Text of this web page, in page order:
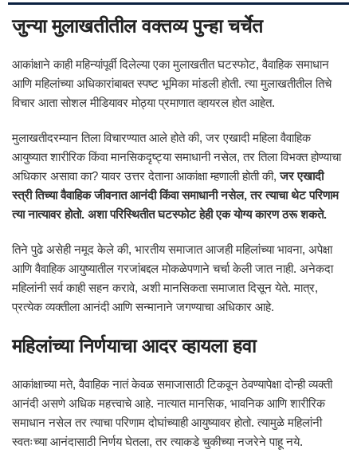
जुन्या मुलाखतीतील वक्तव्य पुन्हा चर्चेत
आकांक्षाने काही महिन्यांपूर्वी दिलेल्या एका मुलाखतीत घटस्फोट, वैवाहिक समाधान
आणि महिलांच्या अधिकारांबाबत स्पष्ट भूमिका मांडली होती. त्या मुलाखतीतील तिचे
विचार आता सोशल मीडियावर मोठ्या प्रमाणात व्हायरल होत आहेत.
मुलाखतीदरम्यान तिला विचारण्यात आले होते की, जर एखादी महिला वैवाहिक
आयुष्यात शारीरिक किंवा मानसिकदृष्ट्या समाधानी नसेल, तर तिला विभक्त होण्याचा
अधिकार असावा का? यावर उत्तर देताना आकांक्षा म्हणाली होती की,जर एखादी
स्त्री तिच्या वैवाहिक जीवनात आनंदी किंवा समाधानी नसेल, तर त्याचा थेट परिणाम
त्या नात्यावर होतो. अशा परिस्थितीत घटस्फोट हेही एक योग्य कारण ठरू शकते.
तिने पुढे असेही नमूद केले की, भारतीय समाजात आजही महिलांच्या भावना, अपेक्षा
आणि वैवाहिक आयुष्यातील गरजांबद्दल मोकळेपणाने चर्चा केली जात नाही. अनेकदा
महिलांनी सर्व काही सहन करावे, अशी मानसिकता समाजात दिसून येते. मात्र,
प्रत्येक व्यक्तीला आनंदी आणि सन्मानाने जगण्याचा अधिकार आहे.
महिलांच्या निर्णयाचा आदर व्हायला हवा
आकांक्षाच्या मते, वैवाहिक नातं केवळ समाजासाठी टिकवून ठेवण्यापेक्षा दोन्ही व्यक्ती
आनंदी असणे अधिक महत्त्वाचे आहे. नात्यात मानसिक, भावनिक आणि शारीरिक
समाधान नसेल तर त्याचा परिणाम दोघांच्याही आयुष्यावर होतो. त्यामुळे महिलांनी
स्वतःच्या आनंदासाठी निर्णय घेतला, तर त्याकडे चुकीच्या नजरेने पाहू नये.